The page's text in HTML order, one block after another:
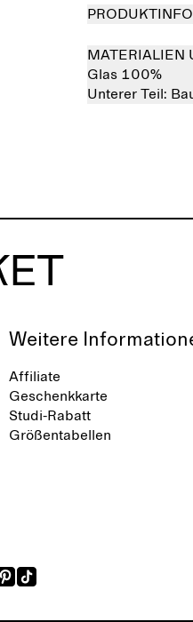
MATERIALIEN
Glas 100%
Unterer Teil:
Weitere
Affiliate
Geschenkkarte
Studi-Rabatt
Größentabellen